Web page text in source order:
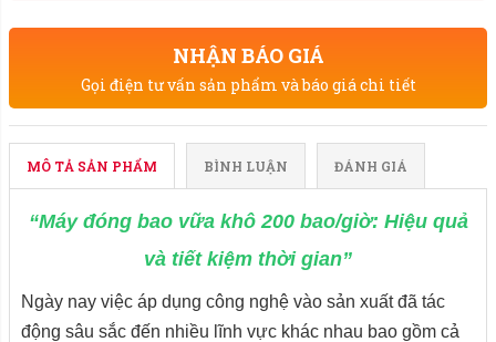
NHẬN BÁO GIÁ
Gọi điện tư vấn sản phẩm và báo giá chi tiết
MÔ TẢ SẢN PHẨM BÌNH LUẬN ĐÁNH GIÁ
“Máy đóng bao vữa khô 200 bao/giờ: Hiệu quả
và tiết kiệm thời gian”
Ngày nay việc áp dụng công nghệ vào sản xuất đã tác
động sâu sắc đến nhiều lĩnh vực khác nhau bao gồm cả